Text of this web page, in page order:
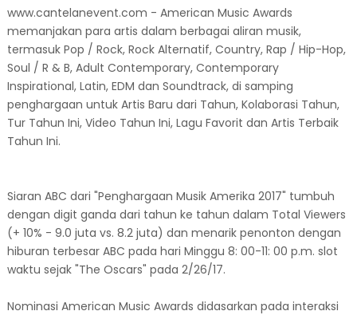
www.cantelanevent.com - American Music Awards
memanjakan para artis dalam berbagai aliran musik,
termasuk Pop / Rock, Rock Alternatif, Country, Rap / Hip-Hop,
Soul / R & B, Adult Contemporary, Contemporary
Inspirational, Latin, EDM dan Soundtrack, di samping
penghargaan untuk Artis Baru dari Tahun, Kolaborasi Tahun,
Tur Tahun Ini, Video Tahun Ini, Lagu Favorit dan Artis Terbaik
Tahun Ini.
Siaran ABC dari "Penghargaan Musik Amerika 2017" tumbuh
dengan digit ganda dari tahun ke tahun dalam Total Viewers
(+ 10% - 9.0 juta vs. 8.2 juta) dan menarik penonton dengan
hiburan terbesar ABC pada hari Minggu 8: 00-11: 00 p.m. slot
waktu sejak "The Oscars" pada 2/26/17.
Nominasi American Music Awards didasarkan pada interaksi